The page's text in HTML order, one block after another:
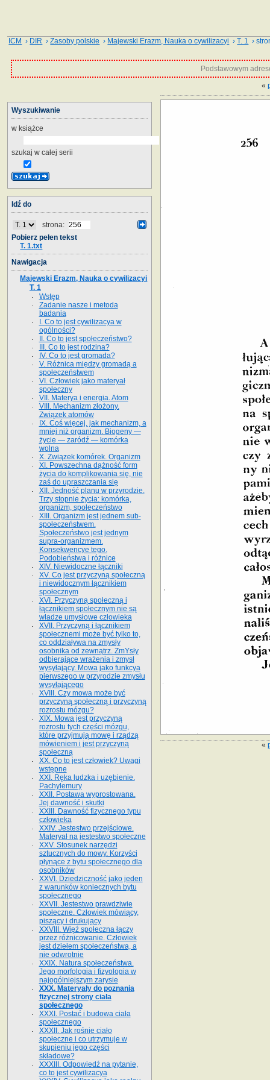
ICM › DIR ›Zasoby polskie › Majewski Erazm, Nauka o cywilizacyi ›T. 1 ›
Podstawowym
«
«
Wyszukiwanie
w książce
szukaj w całej serii
Idź do
strona:
Pobierz pełen tekst
T. 1.txt
Nawigacja
Majewski Erazm, Nauka o cywilizacyi
T. 1
Wstęp
Zadanie nasze i metoda
badania
I. Co to jest cywilizacya w
ogólności?
II. Co to jest społeczeństwo?
III. Co to jest rodzina?
IV. Co to jest gromada?
V. Różnica między gromadą a
społeczeństwem
VI. Człowiek jako materyał
społeczny
VII. Materya i energia. Atom
VIII. Mechanizm złożony.
Związek atomów
IX. Coś więcej, jak mechanizm, a
mniej niż organizm. Biogeny —
życie — zaródź — komórka
wolna
X. Związek komórek. Organizm
XI. Powszechna dążność form
życia do komplikowania się, nie
zaś do upraszczania się
XII. Jedność planu w przyrodzie.
Trzy stopnie życia: komórka,
organizm, społeczeństwo
XIII. Organizm jest jednem sub-
społeczeństwem.
Społeczeństwo jest jednym
supra-organizmem.
Konsekwencye tego.
Podobieństwa i różnice
XIV. Niewidoczne łączniki
XV. Co jest przyczyną społeczną
i niewidocznym łącznikiem
społecznym
XVI. Przyczyną społeczną i
łącznikiem społecznym nie są
władze umysłowe człowieka
XVII. Przyczyną i łącznikiem
społecznemi może być tylko to,
co oddziaływa na zmysły
osobnika od zewnątrz. ZmYsły
odbierające wrażenia i zmysł
wysyłający. Mowa jako funkcya
pierwszego w przyrodzie zmysłu
wysyłającego
XVIII. Czy mowa może być
przyczyną społeczną i przyczyną
rozrostu mózgu?
XIX. Mowa jest przyczyną
rozrostu tych części mózgu,
które przyjmują mowę i rządzą
mówieniem i jest przyczyną
społeczną
XX. Co to jest człowiek? Uwagi
wstępne
XXI. Ręka ludzka i uzębienie.
Pachylemury
XXII. Postawa wyprostowana.
Jej dawność i skutki
XXIII. Dawność fizycznego typu
człowieka
XXIV. Jestestwo przejściowe.
Materyał na jestestwo społeczne
XXV. Stosunek narzędzi
sztucznych do mowy. Korzyści
płynące z bytu społecznego dla
osobników
XXVI. Dziedziczność jako jeden
z warunków koniecznych bytu
społecznego
XXVII. Jestestwo prawdziwie
społeczne. Człowiek mówiący,
piszący i drukujący
XXVIII. Więź społeczna łączy
przez różnicowanie. Człowiek
jest dziełem społeczeństwa, a
nie odwrotnie
XXIX. Natura społeczeństwa.
Jego morfologia i fizyologia w
najogólniejszym zarysie
XXX. Materyały do poznania
fizycznej strony ciała
społecznego
XXXI. Postać i budowa ciała
społecznego
XXXII. Jak rośnie ciało
społeczne i co utrzymuje w
skupieniu jego części
składowe?
XXXIII. Odpowiedź na pytanie,
co to jest cywilizacya